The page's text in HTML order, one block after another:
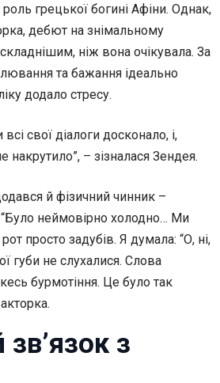
грецької богині Афіни. Однак,
дебют на знімальному
ніж вона очікувала. За
та бажання ідеально
додало стресу.
свої діалоги досконало, і,
накрутило”, – зізналася Зендея.
й фізичний чинник –
неймовірно холодно… Ми
просто задубів. Я думала: “О, ні,
губи не слухалися. Слова
бурмотіння. Це було так
з